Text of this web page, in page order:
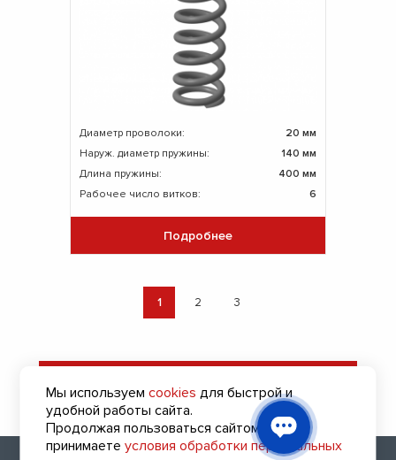
Диаметр проволоки:
20 мм
Наруж. диаметр пружины:
140 мм
Длина пружины:
400 мм
Рабочее число витков:
6
Подробнее
1 2 3
на подбор пружин
2010 - 2026 (с) Все права защищены
Мы используемcookies для быстрой и
удобной работы сайта.
Продолжая пользоваться сайтом, вы
принимаетеусловия обработки персональных